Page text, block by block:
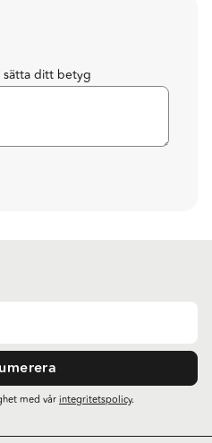
sätta ditt betyg
med vårintegritetspolicy.